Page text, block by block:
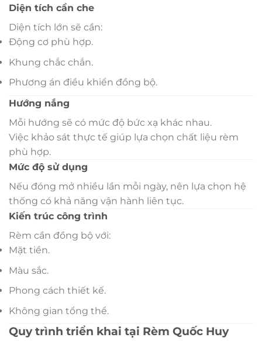
Diện tích cần che
Diện tích lớn sẽ cần:
Động cơ phù hợp.
Khung chắc chắn.
Phương án điều khiển đồng bộ.
Hướng nắng
Mỗi hướng sẽ có mức độ bức xạ khác nhau.
Việc khảo sát thực tế giúp lựa chọn chất liệu rèm
phù hợp.
Mức độ sử dụng
Nếu đóng mở nhiều lần mỗi ngày, nên lựa chọn hệ
thống có khả năng vận hành liên tục.
Kiến trúc công trình
Rèm cần đồng bộ với:
Mặt tiền.
Màu sắc.
Phong cách thiết kế.
Không gian tổng thể.
Quy trình triển khai tại Rèm Quốc Huy